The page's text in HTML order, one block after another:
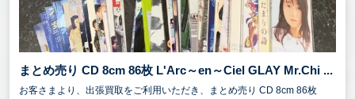
まとめ売り CD 8cm 86枚 L'Arc～en～Ciel GLAY Mr.Chi ...
お客さまより、出張買取をご利用いただき、まとめ売り CD 8cm 86枚